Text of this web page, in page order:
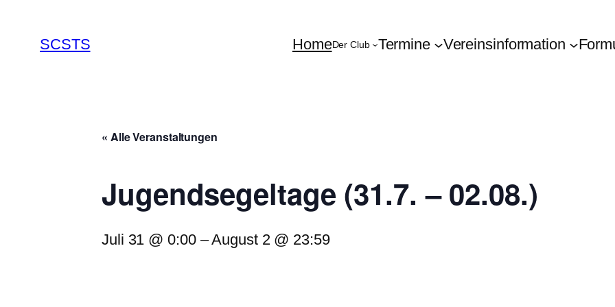
SCSTS HomeDer Club Termine Vereinsinformation
« Alle Veranstaltungen
Jugendsegeltage (31.7. – 02.08.)
Juli 31 @ 0:00–August 2 @ 23:59